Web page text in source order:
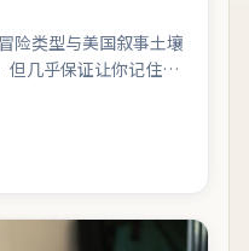
险类型与美国叙事土壤
但几乎保证让你记住一
后心里那点挥之不去